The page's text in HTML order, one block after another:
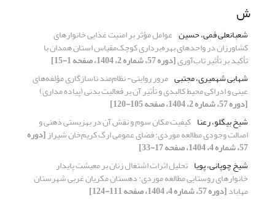
ش
شعبانعلی فمی، حسین عوامل مؤثر بر امنیت غذایی خانوارهای
کشاورزان در واحدهای بهره‌برداری کوچک‌مقیاس استان همدان با
تأکید بر تأثیر تاب‌آوری[دوره 57، شماره 2، 1404، صفحه 1-15]
شهابی شهمیری، مجتبی مرور روایتی- نظام‌مند ناسازگاری مؤلفه‌های
عینی و ادراکی محیط کالبدی و تأثیر آن بر فعالیت بدنی (پیاده مداری)
[دوره 57، شماره 2، 1404، صفحه 105-120]
شیخ بیگلو، رعنا کیفیت مکان سوم و نقش آن در بهزیستی ذهنی و
اصالت وجودی مطالعه موردی: فضای عمومی ارگ کریم‌خان شیراز[دوره
57، شماره 4، 1404، صفحه 17-33]
شیخ چوپانی، پویا تحلیل اثرات اشتغال زنان بر معیشت پایدار
خانوارهای روستایی مطالعه موردی: دهستان مکریان غربی شهرستان
مهاباد[دوره 57، شماره 4، 1404، صفحه 111-124]